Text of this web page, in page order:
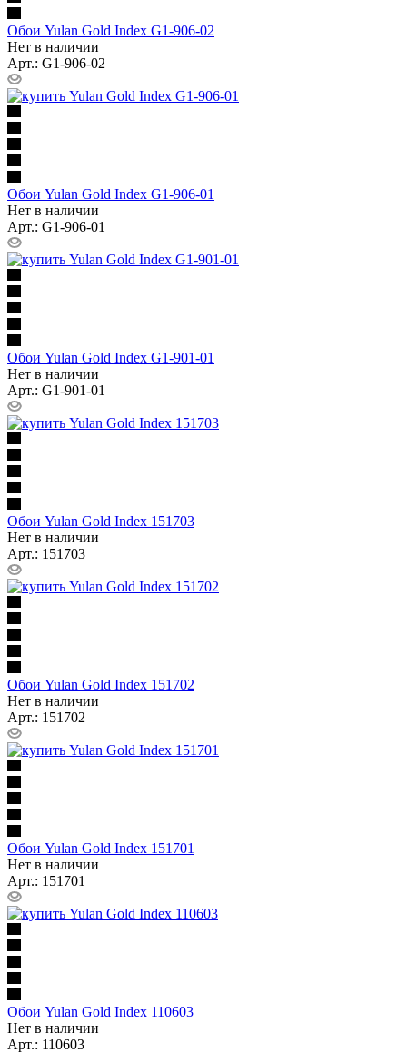
Обои Yulan Gold Index G1-906-02
Нет в наличии
Арт.: G1-906-02
Обои Yulan Gold Index G1-906-01
Нет в наличии
Арт.: G1-906-01
Обои Yulan Gold Index G1-901-01
Нет в наличии
Арт.: G1-901-01
Обои Yulan Gold Index 151703
Нет в наличии
Арт.: 151703
Обои Yulan Gold Index 151702
Нет в наличии
Арт.: 151702
Обои Yulan Gold Index 151701
Нет в наличии
Арт.: 151701
Обои Yulan Gold Index 110603
Нет в наличии
Арт.: 110603